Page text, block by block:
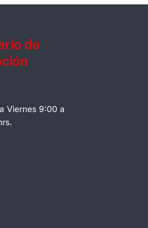
de
Viernes 9:00 a